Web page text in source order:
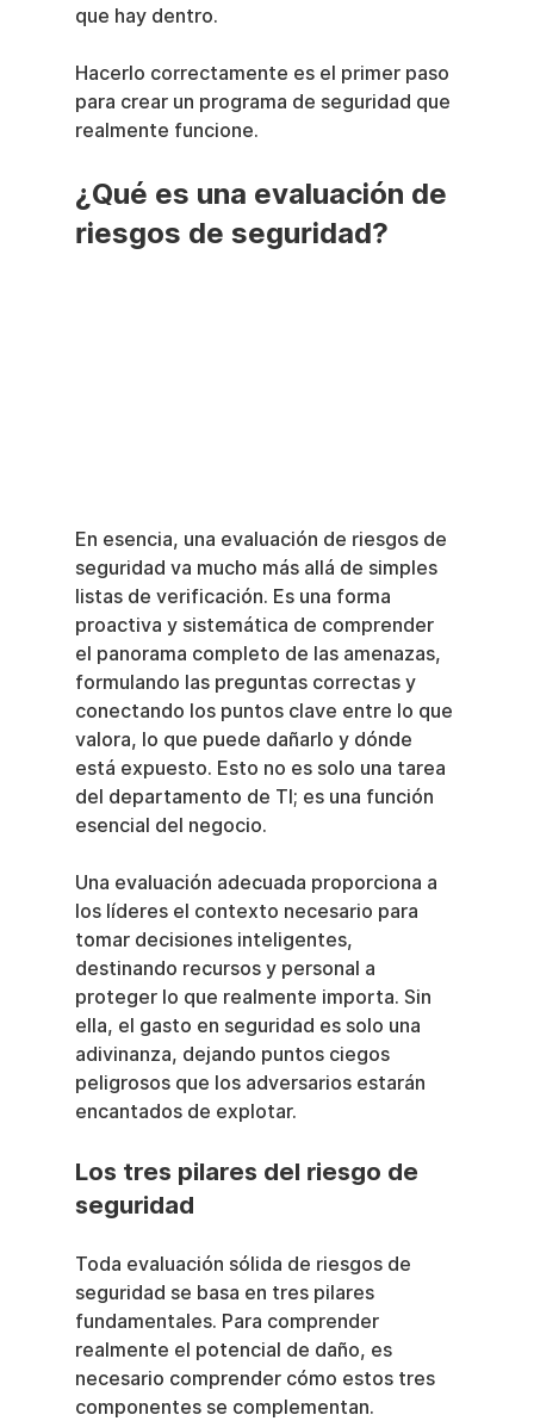
que hay dentro.
Hacerlo correctamente es el primer paso
para crear un programa de seguridad que
realmente funcione.
¿Qué es una evaluación de
riesgos de seguridad?
En esencia, una evaluación de riesgos de
seguridad va mucho más allá de simples
listas de verificación. Es una forma
proactiva y sistemática de comprender
el panorama completo de las amenazas,
formulando las preguntas correctas y
conectando los puntos clave entre lo que
valora, lo que puede dañarlo y dónde
está expuesto. Esto no es solo una tarea
del departamento de TI; es una función
esencial del negocio.
Una evaluación adecuada proporciona a
los líderes el contexto necesario para
tomar decisiones inteligentes,
destinando recursos y personal a
proteger lo que realmente importa. Sin
ella, el gasto en seguridad es solo una
adivinanza, dejando puntos ciegos
peligrosos que los adversarios estarán
encantados de explotar.
Los tres pilares del riesgo de
seguridad
Toda evaluación sólida de riesgos de
seguridad se basa en tres pilares
fundamentales. Para comprender
realmente el potencial de daño, es
necesario comprender cómo estos tres
componentes se complementan.